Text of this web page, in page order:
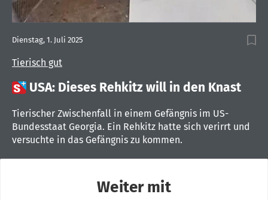
Tierisch gut
Dienstag, 1. Juli 2025
 USA: Dieses Rehkitz will in den Knast
Tierischer Zwischenfall in einem Gefängnis im US-
Bundesstaat Georgia. Ein Rehkitz hatte sich verirrt und
versuchte in das Gefängnis zu kommen.